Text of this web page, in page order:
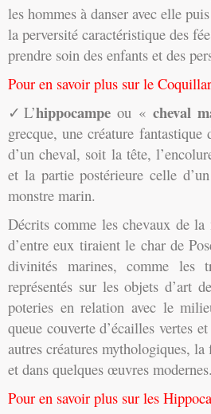
les hommes à danser avec elle
la perversité caractéristique des
prendre soin des enfants et des
Pour en savoir plus sur le
✓L’hippocampeou « cheval
grecque, une créature
d’un cheval, soit la tête,
et la partie postérieure celle
monstre marin.
Décrits comme les chevaux de
d’entre eux tiraient le char de
divinités marines, comme les
représentés sur les objets d’art
poteries en relation avec le
queue couverte d’écailles vertes
autres créatures mythologiques,
et dans quelques œuvres modernes.
Pour en savoir plus sur les